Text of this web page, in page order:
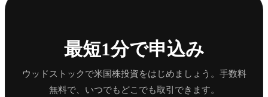
最短1分で申込み
ウッドストックで米国株投資をはじめましょう。手数料
無料で、いつでもどこでも取引できます。